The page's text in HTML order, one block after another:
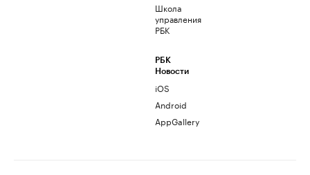
Школа
управления
РБК
РБК
Новости
iOS
Android
AppGallery